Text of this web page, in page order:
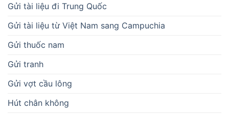
Gửi tài liệu đi Trung Quốc
Gửi tài liệu từ Việt Nam sang Campuchia
Gửi thuốc nam
Gửi tranh
Gửi vợt cầu lông
Hút chân không